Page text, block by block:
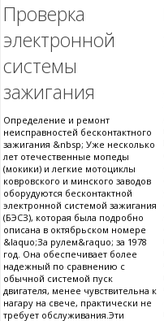
Проверка
электронной
системы
зажигания
Определение и ремонт
неисправностей бесконтактного
зажигания &nbsp; Уже несколько
лет отечественные мопеды
(мокики) и легкие мотоциклы
ковровского и минского заводов
оборудуются бесконтактной
электронной системой зажигания
(БЭСЗ), которая была подробно
описана в октябрьском номере
&laquo;За рулем&raquo; за 1978
год. Она обеспечивает более
надежный по сравнению с
обычной системой пуск
двигателя, менее чувствительна к
нагару на свече, практически не
требует обслуживания.Эти